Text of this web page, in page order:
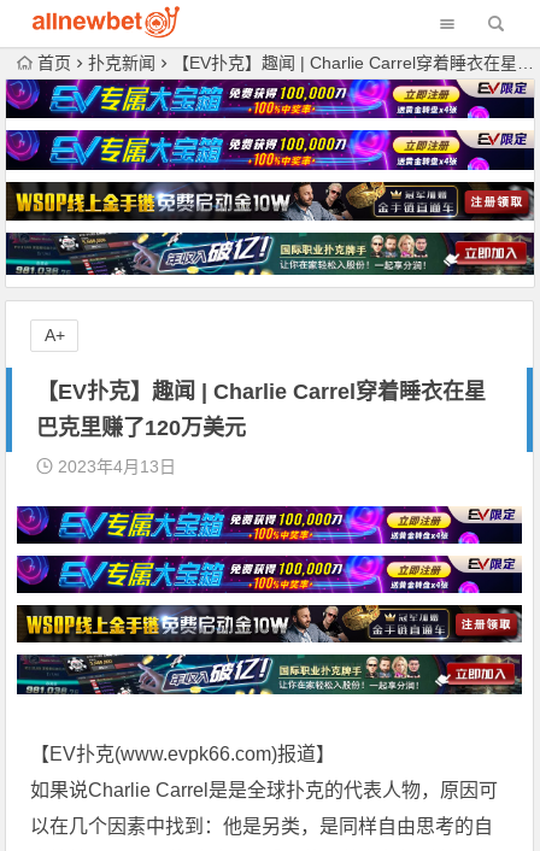
首页 扑克新闻 【EV扑克】趣闻 | Charlie Carrel穿着睡衣在星巴克里赚了120万美元
【EV扑克】趣闻 | Charlie Carrel穿着睡衣在星
巴克里赚了120万美元
2023年4月13日
【EV扑克(www.evpk66.com)报道】
如果说Charlie Carrel是是全球扑克的代表人物，原因可
以在几个因素中找到：他是另类，是同样自由思考的自
A+